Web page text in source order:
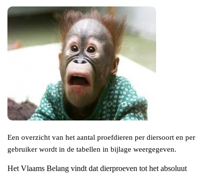
Een overzicht van het aantal proefdieren per diersoort en per
gebruiker wordt in de tabellen in bijlage weergegeven.
Het Vlaams Belang vindt dat dierproeven tot het absoluut